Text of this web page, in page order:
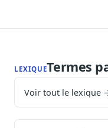
LEXIQUETermes
Voir tout le lexique